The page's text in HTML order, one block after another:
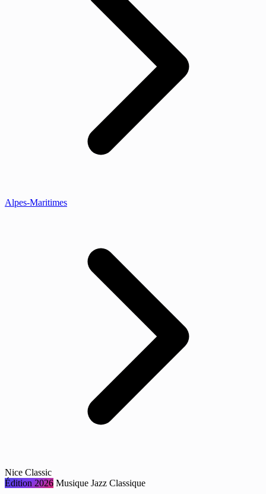
Alpes-Maritimes
Nice Classic
Édition 2026 Musique Jazz Classique